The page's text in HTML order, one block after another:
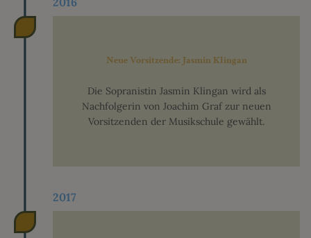
Neue Vorsitzende: Jasmin Klingan
Die Sopranistin Jasmin Klingan wird als
Nachfolgerin von Joachim Graf zur neuen
Vorsitzenden der Musikschule gewählt.
2017